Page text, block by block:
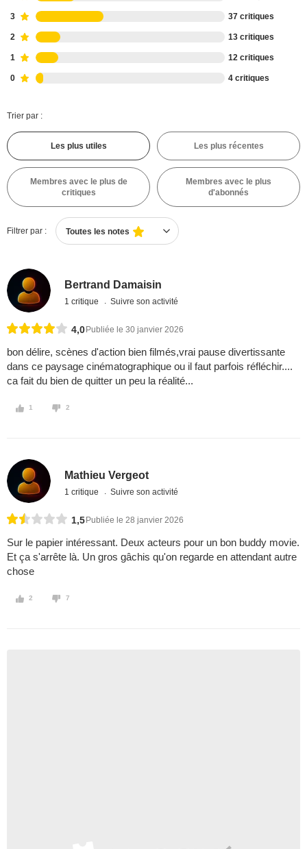
3 37 critiques
2 13 critiques
1 12 critiques
0 4 critiques
Trier par :
Les plus utiles Les plus récentes
Membres avec le plus de
critiques
Membres avec le plus
d'abonnés
Filtrer par : Toutes les notes
Bertrand Damaisin
1 critique Suivre son activité
4,0 Publiée le 30 janvier 2026
bon délire, scènes d'action bien filmés,vrai pause divertissante
dans ce paysage cinématographique ou il faut parfois réfléchir....
ca fait du bien de quitter un peu la réalité...
1 2
Mathieu Vergeot
1 critique Suivre son activité
1,5 Publiée le 28 janvier 2026
Sur le papier intéressant. Deux acteurs pour un bon buddy movie.
Et ça s'arrête là. Un gros gâchis qu'on regarde en attendant autre
chose
2 7